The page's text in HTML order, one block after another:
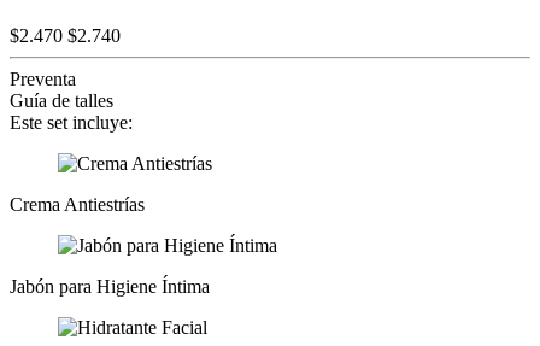
$2.470 $2.740
Preventa
Guía de talles
Este set incluye:
Crema Antiestrías
Jabón para Higiene Íntima